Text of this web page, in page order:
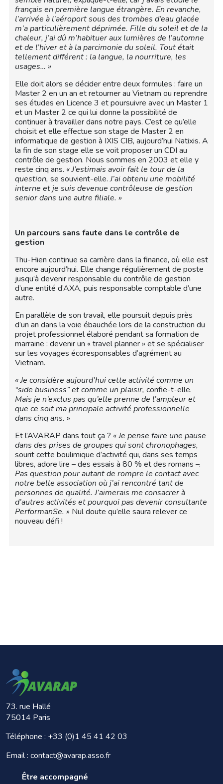
français en première langue étrangère. En revanche,
l’arrivée à l’aéroport sous des trombes d’eau glacée
m’a particulièrement déprimée. Fille du soleil et de la
chaleur, j’ai dû m’habituer aux lumières de l’automne
et de l’hiver et à la parcimonie du soleil. Tout était
tellement différent : la langue, la nourriture, les
usages… »
Elle doit alors se décider entre deux formules : faire un
Master 2 en un an et retourner au Vietnam ou reprendre
ses études en Licence 3 et poursuivre avec un Master 1
et un Master 2 ce qui lui donne la possibilité de
continuer à travailler dans notre pays. C’est ce qu’elle
choisit et elle effectue son stage de Master 2 en
informatique de gestion à IXIS CIB, aujourd’hui Natixis. A
la fin de son stage elle se voit proposer un CDI au
contrôle de gestion. Nous sommes en 2003 et elle y
reste cinq ans. « J’estimais avoir fait le tour de la
question, se souvient-elle.J’ai obtenu une mobilité
interne et je suis devenue contrôleuse de gestion
senior dans une autre filiale. »
Un parcours sans faute dans le contrôle de
gestion
Thu-Hien continue sa carrière dans la finance, où elle est
encore aujourd’hui. Elle change régulièrement de poste
jusqu’à devenir responsable du contrôle de gestion
d’une entité d’AXA, puis responsable comptable d’une
autre.
En parallèle de son travail, elle poursuit depuis près
d’un an dans la voie ébauchée lors de la construction du
projet professionnel élaboré pendant sa formation de
marraine : devenir un « travel planner » et se spécialiser
sur les voyages écoresponsables d’agrément au
Vietnam.
« Je considère aujourd’hui cette activité comme un
“side business” et comme un plaisir, confie-t-elle.
Mais je n’exclus pas qu’elle prenne de l’ampleur et
que ce soit ma principale activité professionnelle
dans cinq ans. »
Et l’AVARAP dans tout ça ? « Je pense faire une pause
dans des prises de groupes qui sont chronophages,
sourit cette boulimique d’activité qui, dans ses temps
libres, adore lire – des essais à 80 % et des romans –.
Pas question pour autant de rompre le contact avec
notre belle association où j’ai rencontré tant de
personnes de qualité. J’aimerais me consacrer à
d’autres activités et pourquoi pas devenir consultante
PerformanSe. » Nul doute qu’elle saura relever ce
nouveau défi !
73. rue Hallé
75014 Paris
Téléphone : +33 (0)1 45 41 42 03
Email : contact@avarap.asso.fr
Être accompagné